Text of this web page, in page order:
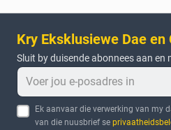
Kry Eksklusiewe Dae
Sluit by duisende abonnees aan en
Ek aanvaar die verwerking van my
van die nuusbrief se